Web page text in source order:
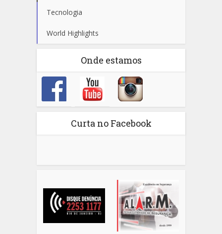
Tecnologia
World Highlights
Onde estamos
Curta no Facebook